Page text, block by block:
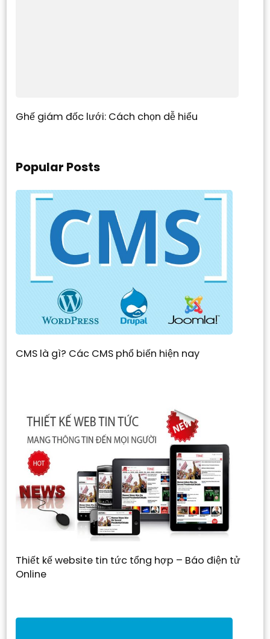
Ghế giám đốc lưới: Cách chọn dễ hiểu
Popular Posts
CMS là gì? Các CMS phổ biến hiện nay
Thiết kế website tin tức tổng hợp – Báo điện tử
Online